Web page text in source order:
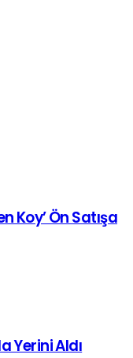
Koy’ Ön Satışa
Yerini Aldı